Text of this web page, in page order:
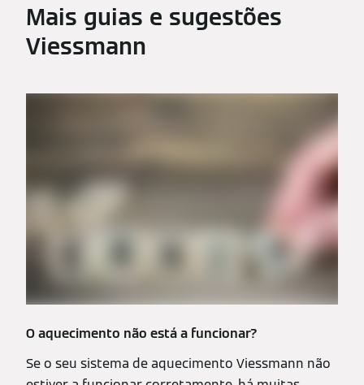
Mais guias e sugestões
Viessmann
O aquecimento não está a funcionar?
Se o seu sistema de aquecimento Viessmann não